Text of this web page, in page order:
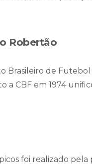
Robertão
Brasileiro de Futebol
CBF em 1974
foi realizado pela